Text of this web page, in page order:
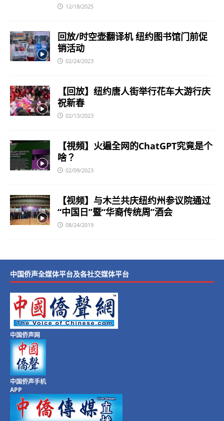
12/18/2025
回放/时空壶翻译机 纽约图书馆门前促
销活动
02/24/2023
【回放】纽约唐人街举行花车大游行庆
祝新春
02/13/2023
【視頻】火遍全网的ChatGPT究竟是个
啥？
02/09/2023
【视频】与木兰共庆纽约州参议院通过
“中国日”暨“华裔传统周”酒会
08/24/2019
中国侨声全媒体平台及各社交媒体平台
中国侨声网
中国侨声手机
APP